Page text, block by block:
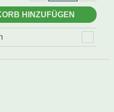
HINZUFÜGEN